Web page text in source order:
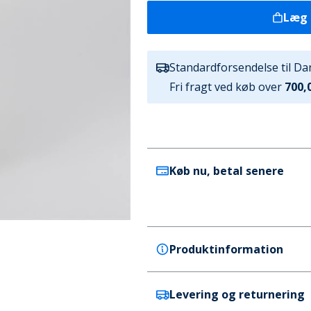
Læg
Standardforsendelse til
Fri fragt ved køb over
Køb nu, betal senere
Produktinformation
adidas
Levering og returnering